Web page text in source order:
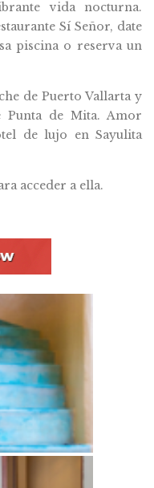
vida nocturna.
Sí Señor, date
piscina o reserva un
de Puerto Vallarta y
de Mita. Amor
de lujo en Sayulita
acceder a ella.